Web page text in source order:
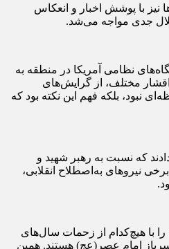
با پوشش اخبار و انعکاس
جدی مواجه می‌شد.
نظامی آمریکا در منطقه به
مختلف، از گرایش‌های
نبود، بلکه فهم این نکته بود که
که نسبت به رهبر شهید و
نیروهای به‌اصطلاح انقلابی،
صد شب در میدان را با هیچ‌کدام از زحمات سال‌های
امام عصر(عج) هستند. همین